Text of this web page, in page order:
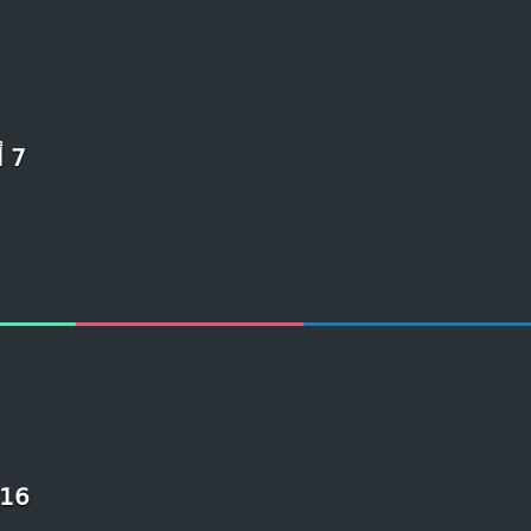
7 أشياء تجعل الفتاة المغربية تفكر في الارتباط بشاب أجنبي
16 صورة سيلفي أخذت في الوقت المناسب